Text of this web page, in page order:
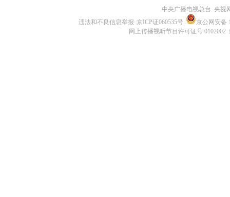
中央广播电视总台 央视
违法和不良信息举报 京ICP证060535号
京公网安备
网上传播视听节目许可证号 0102002